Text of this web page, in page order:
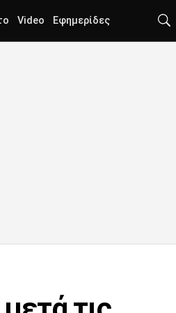
Video Εφημερίδες